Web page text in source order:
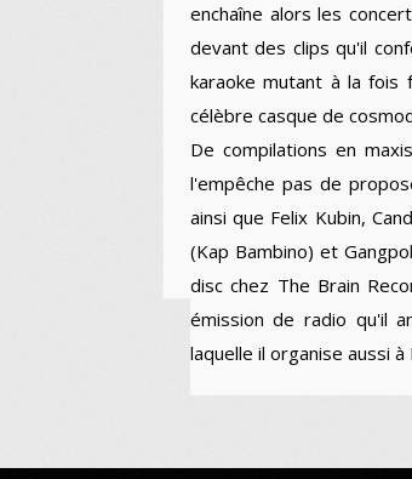
enchaîne alors les
devant des clips qu'il
karaoke mutant à la fois
célèbre casque de
De compilations en
l'empêche pas de
ainsi que Felix Kubin,
(Kap Bambino) et
disc chez The Brain
émission de radio qu'il
laquelle il organise aussi